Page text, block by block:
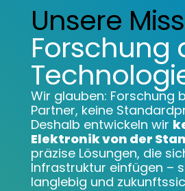
Unsere
Forschung
Wir glauben: Forschung
Partner, keine
Deshalb entwickeln wir
Elektronik von der
präzise Lösungen, die
Infrastruktur einfügen –
langlebig und